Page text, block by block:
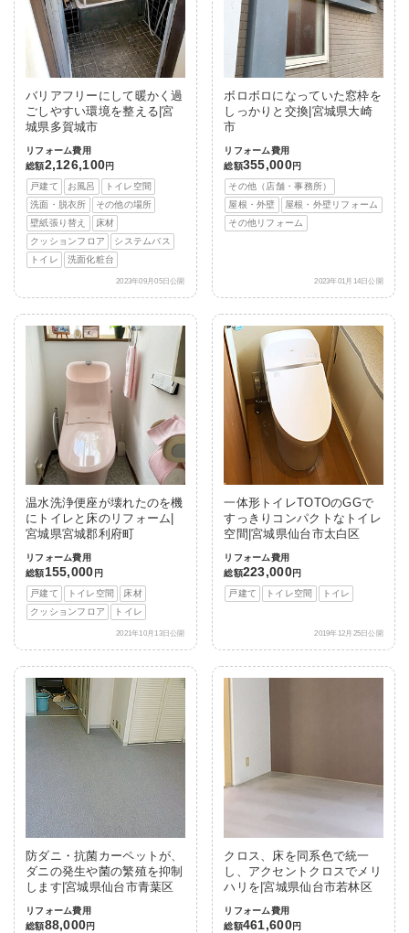
バリアフリーにして暖かく過
ごしやすい環境を整える|宮
城県多賀城市
リフォーム費用
総額2,126,100円
戸建て
お風呂
トイレ空間
洗面・脱衣所
その他の場所
壁紙張り替え
床材
クッションフロア
システムバス
トイレ
洗面化粧台
2023年09月05日公開
ボロボロになっていた窓枠を
しっかりと交換|宮城県大崎
市
リフォーム費用
総額355,000円
その他（店舗・事務所）
屋根・外壁
屋根・外壁リフォーム
その他リフォーム
2023年01月14日公開
温水洗浄便座が壊れたのを機
にトイレと床のリフォーム|
宮城県宮城郡利府町
リフォーム費用
総額155,000 円
戸建て
トイレ空間
床材
クッションフロア
トイレ
2021年10月13日公開
一体形トイレTOTOのGGで
すっきりコンパクトなトイレ
空間|宮城県仙台市太白区
リフォーム費用
総額223,000円
戸建て
トイレ空間 トイレ
2019年12月25日公開
防ダニ・抗菌カーペットが、
ダニの発生や菌の繁殖を抑制
します|宮城県仙台市青葉区
リフォーム費用
総額88,000円
クロス、床を同系色で統一
し、アクセントクロスでメリ
ハリを|宮城県仙台市若林区
リフォーム費用
総額461,600円